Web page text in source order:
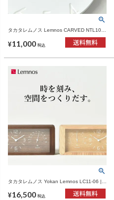
タカタレムノス Lemnos CARVED NTL10-
04 | インテリア雑貨・掛け時計
¥11,000 税込
タカタレムノス Yokan Lemnos LC11-06 |
¥16,500 税込